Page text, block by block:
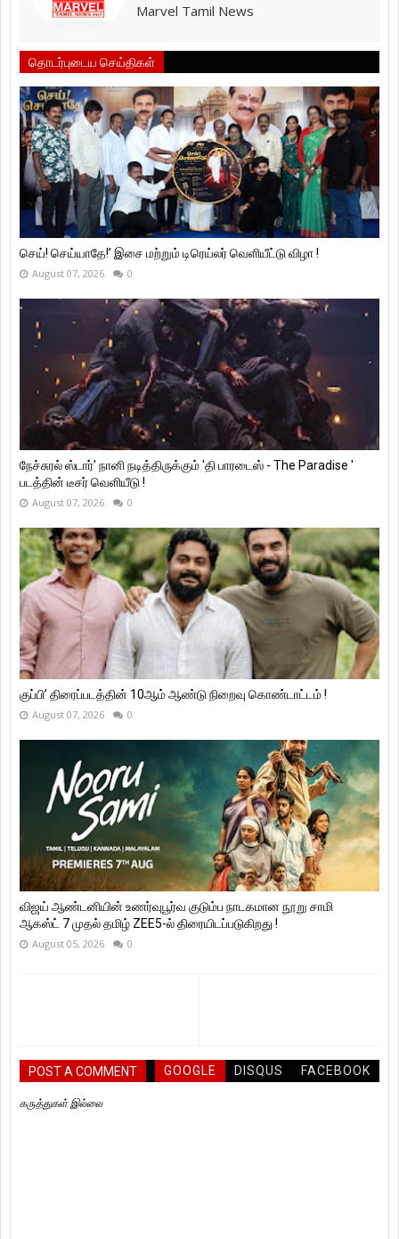
Marvel Tamil News
தொடர்புடைய செய்திகள்
செய்! செய்யாதே!’ இசை மற்றும் டிரெய்லர் வெளியீட்டு விழா !
August 07, 2026 0
நேச்சுரல் ஸ்டார்' நானி நடித்திருக்கும் 'தி பாரடைஸ் - The Paradise '
படத்தின் டீசர் வெளியீடு !
August 07, 2026 0
குப்பி’ திரைப்படத்தின் 10ஆம் ஆண்டு நிறைவு கொண்டாட்டம் !
August 07, 2026 0
விஜய் ஆண்டனியின் உணர்வுபூர்வ குடும்ப நாடகமான நூறு சாமி
ஆகஸ்ட் 7 முதல் தமிழ் ZEE5-ல் திரையிடப்படுகிறது !
August 05, 2026 0
POST A COMMENT GOOGLE DISQUS FACEBOOK
கருத்துகள் இல்லை